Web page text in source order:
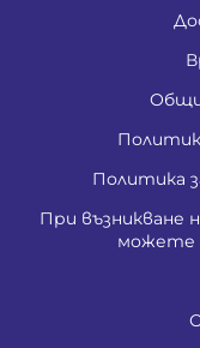
Общи
Политика
При възникване
можете